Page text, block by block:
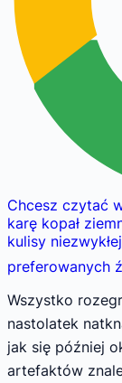
Chcesz czytać
karę kopał
kulisy
preferowanych
Wszystko
nastolatek
jak się później
artefaktów